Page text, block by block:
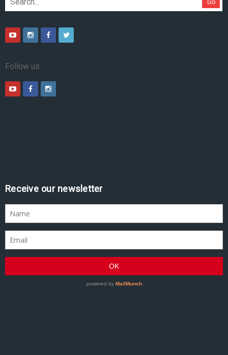
Go
Follow us
Receive our newsletter